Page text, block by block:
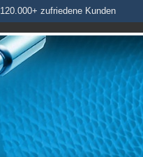
120.000+ zufriedene Kunden